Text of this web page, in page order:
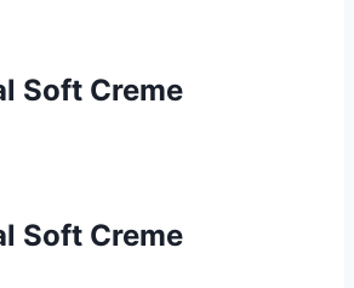
Soft Creme
Soft Creme